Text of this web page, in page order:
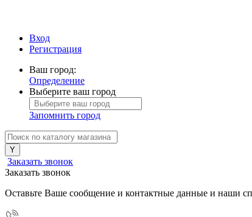
Вход
Регистрация
Ваш город:
Определение
Выберите ваш город
Запомнить город
Заказать звонок
Заказать звонок
Оставьте Ваше сообщение и контактные данные и наши